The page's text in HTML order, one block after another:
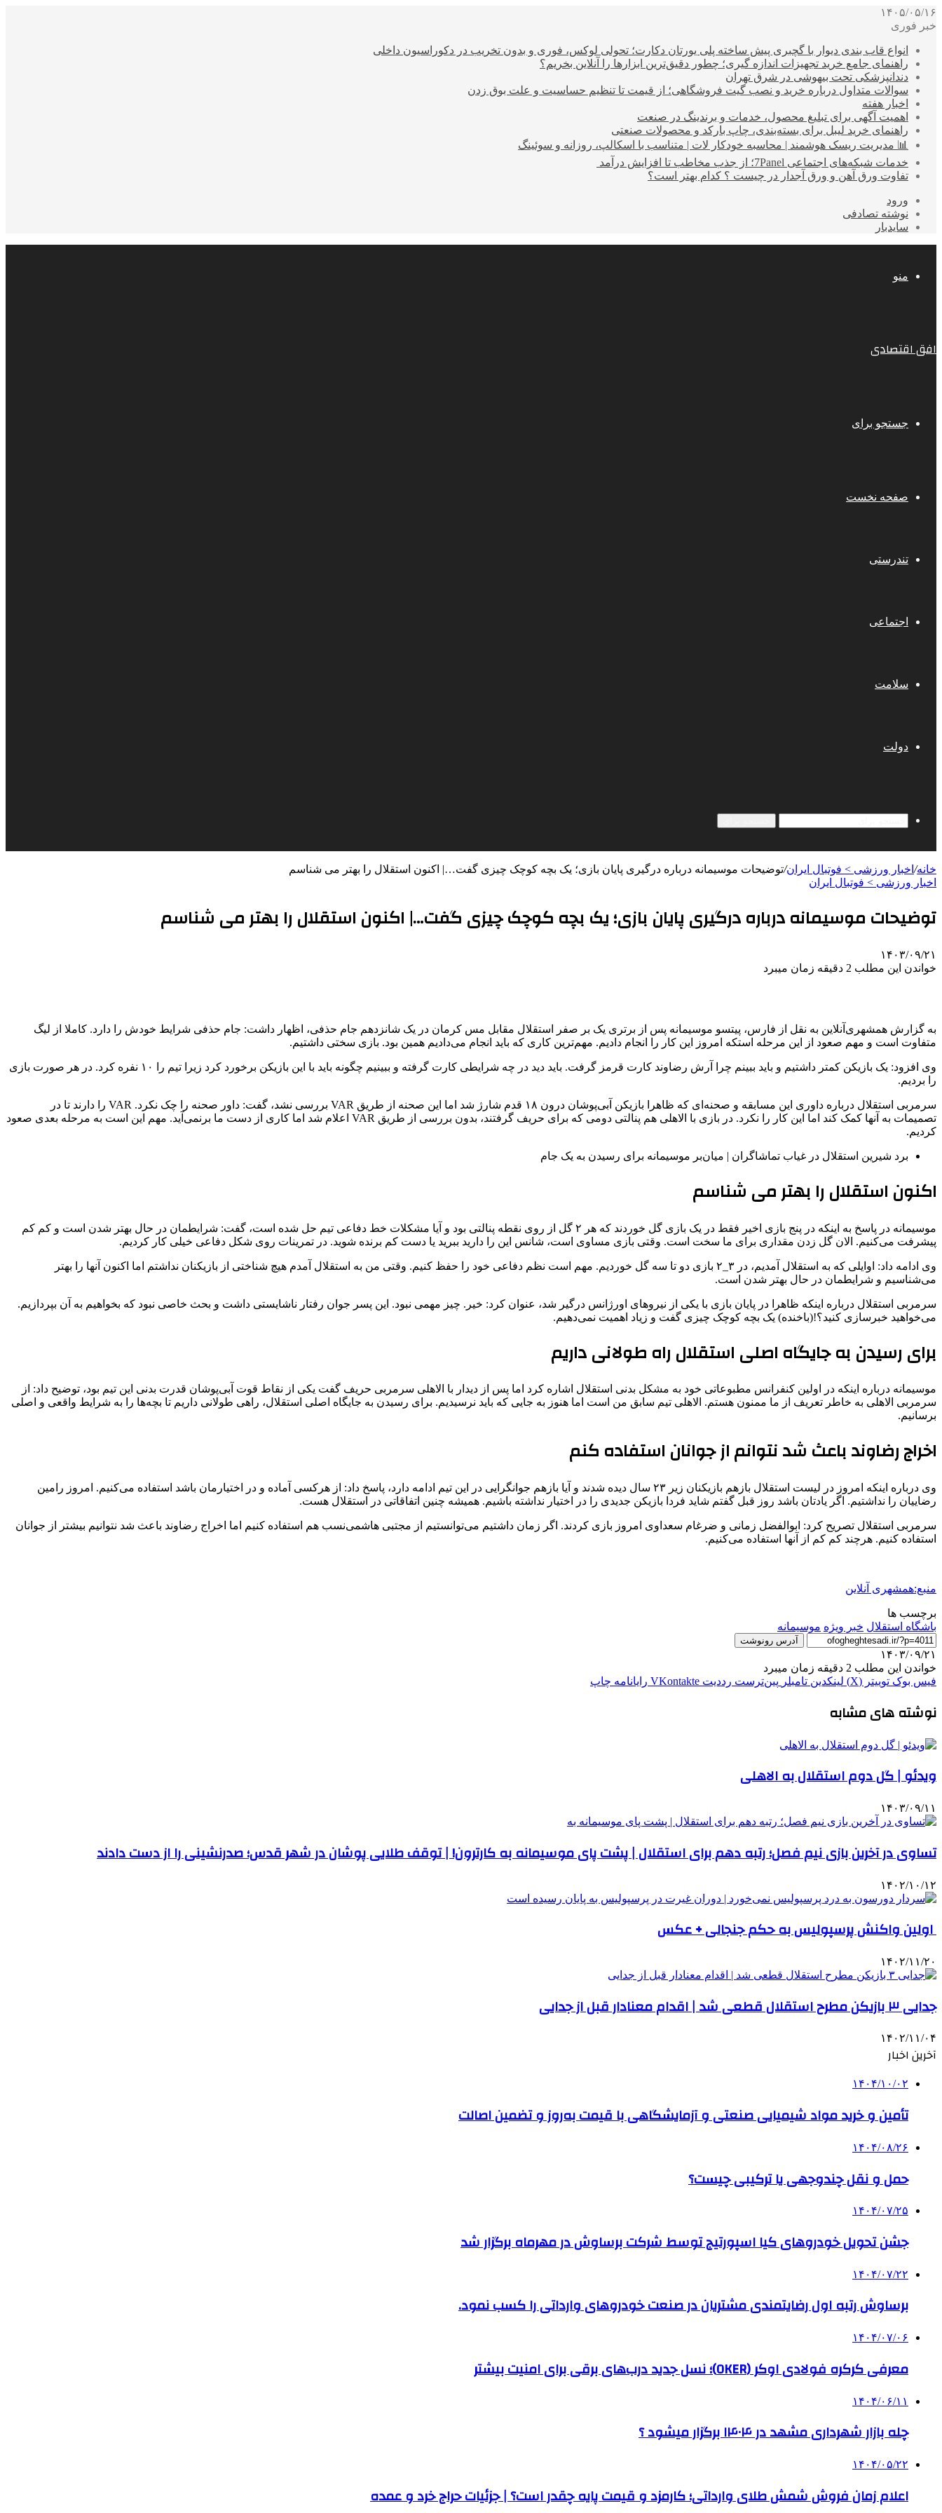
۱۴۰۵/۰۵/۱۶
خبر فوری
انواع قاب بندی دیوار با گچبری پیش ساخته پلی یورتان دکارت؛ تحولی لوکس، فوری و بدون تخریب در دکوراسیون داخلی
راهنمای جامع خرید تجهیزات اندازه گیری؛ چطور دقیق‌ترین ابزارها را آنلاین بخریم؟
دندانپزشکی تحت بیهوشی در شرق تهران
سوالات متداول درباره خرید و نصب گیت فروشگاهی؛ از قیمت تا تنظیم حساسیت و علت بوق زدن
اخبار هفته
اهمیت آگهی برای تبلیغ محصول، خدمات و برندینگ در صنعت
راهنمای خرید لیبل برای بسته‌بندی، چاپ بارکد و محصولات صنعتی
📊 مدیریت ریسک هوشمند | محاسبه خودکار لات | متناسب با اسکالپ، روزانه و سوئینگ
خدمات شبکه‌های اجتماعی 7Panel؛ از جذب مخاطب تا افزایش درآمد
تفاوت ورق آهن و ورق آجدار در چیست ؟ کدام بهتر است؟
ورود
نوشته تصادفی
سایدبار
منو
افق اقتصادی
جستجو برای
صفحه نخست
تندرستی
اجتماعی
سلامت
دولت
خانه/ اخبار ورزشی > فوتبال ايران/توضیحات موسیمانه درباره درگیری پایان بازی؛ یک بچه کوچک چیزی گفت…| اکنون استقلال را بهتر می شناسم
اخبار ورزشی > فوتبال ايران
توضیحات موسیمانه درباره درگیری پایان بازی؛ یک بچه کوچک چیزی گفت…| اکنون استقلال را بهتر می شناسم
۱۴۰۳/۰۹/۲۱
خواندن این مطلب 2 دقیقه زمان میبرد
به گزارش همشهری‌آنلاین به نقل از فارس، پیتسو موسیمانه پس از برتری یک بر صفر استقلال مقابل مس کرمان در یک شانزدهم جام حذفی، اظهار داشت: جام حذفی شرایط خودش را دارد. کاملا از لیگ
متفاوت است و مهم صعود از این مرحله استکه امروز این کار را انجام دادیم. مهم‌ترین کاری که باید انجام می‌دادیم همین بود. بازی سختی داشتیم.
وی افزود: یک بازیکن کمتر داشتیم و باید ببینم چرا آرش رضاوند کارت قرمز گرفت. باید دید در چه شرایطی کارت گرفته و ببینیم چگونه باید با این بازیکن برخورد کرد زیرا تیم را ۱۰ نفره کرد. در هر صورت بازی
را بردیم.
سرمربی استقلال درباره داوری این مسابقه و صحنه‌ای که ظاهرا بازیکن آبی‌پوشان درون ۱۸ قدم شارژ شد اما این صحنه از طریق VAR بررسی نشد، گفت: داور صحنه را چک نکرد. VAR را دارند تا در
تصمیمات به آنها کمک کند اما این کار را نکرد. در بازی با الاهلی هم پنالتی دومی که برای حریف گرفتند، بدون بررسی از طریق VAR اعلام شد اما کاری از دست ما برنمی‌آید. مهم این است به مرحله بعدی صعود
کردیم.
برد شیرین استقلال در غیاب تماشاگران | میان‌بر موسیمانه برای رسیدن به یک جام
اکنون استقلال را بهتر می شناسم
موسیمانه در پاسخ به اینکه در پنج بازی اخیر فقط در یک بازی گل خوردند که هر ۲ گل از روی نقطه پنالتی بود و آیا مشکلات خط دفاعی تیم حل شده است، گفت: شرایطمان در حال بهتر شدن است‌ و کم کم
پیشرفت می‌کنیم. الان گل زدن مقداری برای ما سخت است. وقتی بازی مساوی است، شانس این را دارید ببرید یا دست کم برنده شوید. در تمرینات روی شکل دفاعی خیلی کار کردیم.
وی ادامه داد: اوایلی که به استقلال آمدیم، در ۳_۲ بازی دو تا سه گل خوردیم. مهم است نظم دفاعی خود را حفظ کنیم. وقتی من به استقلال آمدم هیچ شناختی از بازیکنان نداشتم اما اکنون آنها را بهتر
می‌شناسیم و شرایطمان در حال بهتر شدن است‌.
سرمربی استقلال درباره اینکه ظاهرا در پایان بازی با یکی از نیروهای اورژانس درگیر شد، عنوان کرد: خیر. چیز مهمی نبود. این پسر جوان رفتار ناشایستی داشت و بحث خاصی نبود که بخواهیم به آن بپردازیم.
می‌خواهید خبرسازی کنید؟!(باخنده) یک بچه کوچک چیزی گفت و زیاد اهمیت نمی‌دهیم.
برای رسیدن به جایگاه اصلی استقلال راه طولانی داریم
موسیمانه درباره اینکه در اولین کنفرانس مطبوعاتی خود به مشکل بدنی استقلال اشاره کرد اما پس از دیدار با الاهلی سرمربی حریف گفت یکی از نقاط قوت آبی‌پوشان قدرت بدنی این تیم بود، توضیح داد: از
سرمربی الاهلی به خاطر تعریف از ما ممنون هستم. الاهلی تیم سابق من است اما هنوز به جایی که باید نرسیدیم. برای رسیدن به جایگاه اصلی استقلال، راهی طولانی داریم تا بچه‌ها را به شرایط واقعی و اصلی
برسانیم.
اخراج رضاوند باعث شد نتوانم از جوانان استفاده کنم
وی درباره اینکه امروز در لیست استقلال بازهم بازیکنان زیر ۲۳ سال دیده شدند و آیا بازهم جوانگرایی در این تیم ادامه دارد، پاسخ داد: از هرکسی آماده و در اختیارمان باشد استفاده می‌کنیم. امروز رامین
رضاییان را نداشتیم. اگر یادتان باشد روز قبل گفتم شاید فردا بازیکن جدیدی را در اختیار نداشته باشیم. همیشه چنین اتفاقاتی در استقلال هست.
سرمربی استقلال تصریح کرد: ابوالفضل زمانی و ضرغام سعداوی امروز بازی کردند. اگر زمان داشتیم می‌توانستیم از مجتبی هاشمی‌نسب هم استفاده کنیم اما اخراج رضاوند باعث شد نتوانیم بیشتر از جوانان
استفاده کنیم. هرچند کم کم از آنها استفاده می‌کنیم.
منبع:همشهری آنلاین
برچسب ها
باشگاه استقلال خبر ویژه موسیمانه
آدرس رونوشت
۱۴۰۳/۰۹/۲۱
خواندن این مطلب 2 دقیقه زمان میبرد
فیس بوک توییتر (X) لینکدین ‫تامبلر ‫پین‌ترست ‫رددیت ‫VKontakte رایانامه چاپ
نوشته های مشابه
ویدئو | گل دوم استقلال به الاهلی
۱۴۰۳/۰۹/۱۱
تساوی در آخرین بازی نیم فصل؛ رتبه دهم برای استقلال | پشت‌ پای موسیمانه به کارترون! | توقف طلایی پوشان در شهر قدس؛ صدرنشینی را از دست دادند
۱۴۰۲/۱۰/۱۲
اولین واکنش پرسپولیس به حکم جنجالی + عکس
۱۴۰۲/۱۱/۲۰
جدایی ۳ بازیکن مطرح استقلال قطعی شد | اقدام معنادار قبل از جدایی
۱۴۰۲/۱۱/۰۴
آخرین اخبار
۱۴۰۴/۱۰/۰۲
تأمین و خرید مواد شیمیایی صنعتی و آزمایشگاهی با قیمت به‌روز و تضمین اصالت
۱۴۰۴/۰۸/۲۶
حمل و نقل چندوجهی یا ترکیبی چیست؟
۱۴۰۴/۰۷/۲۵
جشن تحویل خودروهای کیا اسپورتیج توسط شرکت برساوش در مهرماه برگزار شد
۱۴۰۴/۰۷/۲۲
برساوش رتبه اول رضایتمندی مشتریان در صنعت خودروهای وارداتی را کسب نمود.
۱۴۰۴/۰۷/۰۶
معرفی کرکره فولادی اوکر (OKER)؛ نسل جدید درب‌های برقی برای امنیت بیشتر
۱۴۰۴/۰۶/۱۱
چله بازار شهرداری مشهد در ۱۴۰۴ برگزار میشود ؟
۱۴۰۴/۰۵/۲۲
اعلام زمان فروش شمش طلای وارداتی؛ کارمزد و قیمت پایه چقدر است؟ | جزئیات حراج خرد و عمده